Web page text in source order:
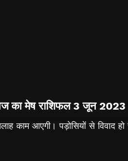
का मेष राशिफल 3 जून 2023
काम आएगी। पड़ोसियों से विवाद